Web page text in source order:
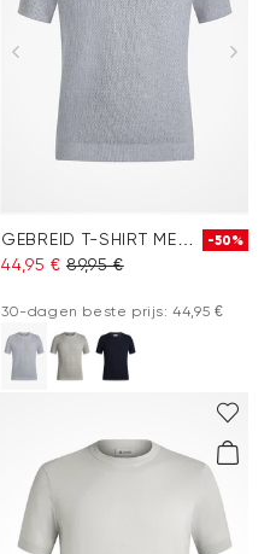
GEBREID T-SHIRT MET RONDE HALS -50%
44,95 € 89,95 €
30-dagen beste prijs: 44,95 €